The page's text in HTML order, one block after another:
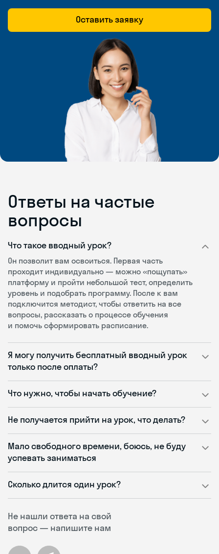
Оставить заявку
Ответы на частые
вопросы
Не нашли ответа на свой
вопрос — напишите нам
Что такое вводный урок?
Он позволит вам освоиться. Первая часть
проходит индивидуально — можно «пощупать»
платформу и пройти небольшой тест, определить
уровень и подобрать программу. После к вам
подключится методист, чтобы ответить на все
вопросы, рассказать о процессе обучения
и помочь сформировать расписание.
Я могу получить бесплатный вводный урок
только после оплаты?
Что нужно, чтобы начать обучение?
Не получается прийти на урок, что делать?
Мало свободного времени, боюсь, не буду
успевать заниматься
Сколько длится один урок?